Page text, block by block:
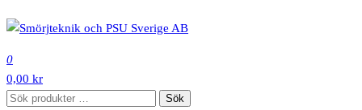
till
innehåll
0
0,00 kr
Sök
Sök